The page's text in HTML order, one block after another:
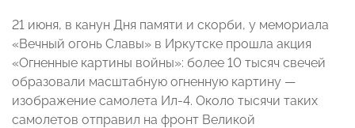
21 июня, в канун Дня памяти и скорби, у мемориала
«Вечный огонь Славы» в Иркутске прошла акция
«Огненные картины войны»: более 10 тысяч свечей
образовали масштабную огненную картину —
изображение самолета Ил-4. Около тысячи таких
самолетов отправил на фронт Великой